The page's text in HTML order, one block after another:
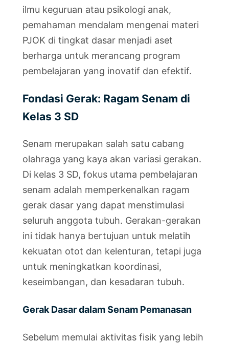
ilmu keguruan atau psikologi anak,
pemahaman mendalam mengenai materi
PJOK di tingkat dasar menjadi aset
berharga untuk merancang program
pembelajaran yang inovatif dan efektif.
Fondasi Gerak: Ragam Senam di
Kelas 3 SD
Senam merupakan salah satu cabang
olahraga yang kaya akan variasi gerakan.
Di kelas 3 SD, fokus utama pembelajaran
senam adalah memperkenalkan ragam
gerak dasar yang dapat menstimulasi
seluruh anggota tubuh. Gerakan-gerakan
ini tidak hanya bertujuan untuk melatih
kekuatan otot dan kelenturan, tetapi juga
untuk meningkatkan koordinasi,
keseimbangan, dan kesadaran tubuh.
Gerak Dasar dalam Senam Pemanasan
Sebelum memulai aktivitas fisik yang lebih